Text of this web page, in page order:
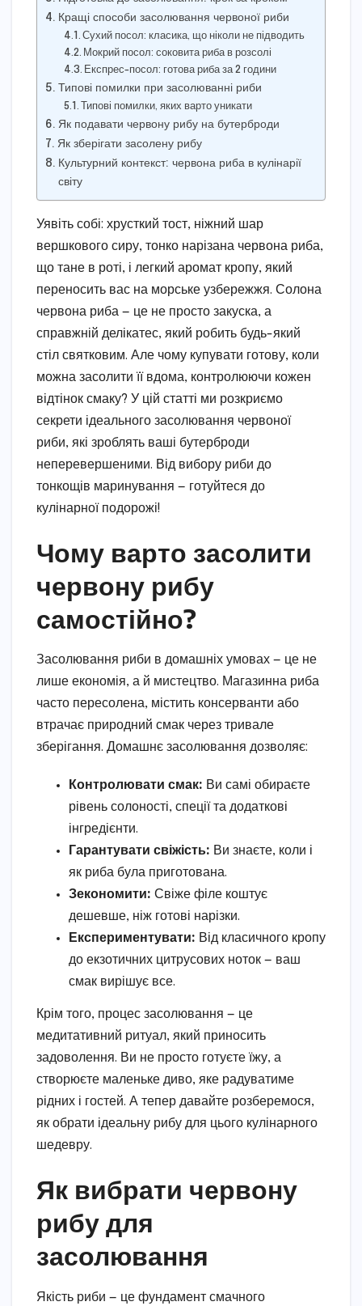
Кращі способи засолювання червоної риби
Сухий посол: класика, що ніколи не підводить
Мокрий посол: соковита риба в розсолі
Експрес-посол: готова риба за 2 години
Типові помилки при засолюванні риби
Типові помилки, яких варто уникати
Як подавати червону рибу на бутерброди
Як зберігати засолену рибу
Культурний контекст: червона риба в кулінарії
світу
Уявіть собі: хрусткий тост, ніжний шар
вершкового сиру, тонко нарізана червона риба,
що тане в роті, і легкий аромат кропу, який
переносить вас на морське узбережжя. Солона
червона риба — це не просто закуска, а
справжній делікатес, який робить будь-який
стіл святковим. Але чому купувати готову, коли
можна засолити її вдома, контролюючи кожен
відтінок смаку? У цій статті ми розкриємо
секрети ідеального засолювання червоної
риби, які зроблять ваші бутерброди
неперевершеними. Від вибору риби до
тонкощів маринування — готуйтеся до
кулінарної подорожі!
Чому варто засолити
червону рибу
самостійно?
Засолювання риби в домашніх умовах — це не
лише економія, а й мистецтво. Магазинна риба
часто пересолена, містить консерванти або
втрачає природний смак через тривале
зберігання. Домашнє засолювання дозволяє:
Контролювати смак: Ви самі обираєте
рівень солоності, спеції та додаткові
інгредієнти.
Гарантувати свіжість: Ви знаєте, коли і
як риба була приготована.
Зекономити: Свіже філе коштує
дешевше, ніж готові нарізки.
Експериментувати: Від класичного кропу
до екзотичних цитрусових ноток — ваш
смак вирішує все.
Крім того, процес засолювання — це
медитативний ритуал, який приносить
задоволення. Ви не просто готуєте їжу, а
створюєте маленьке диво, яке радуватиме
рідних і гостей. А тепер давайте розберемося,
як обрати ідеальну рибу для цього кулінарного
шедевру.
Як вибрати червону
рибу для
засолювання
Якість риби — це фундамент смачного